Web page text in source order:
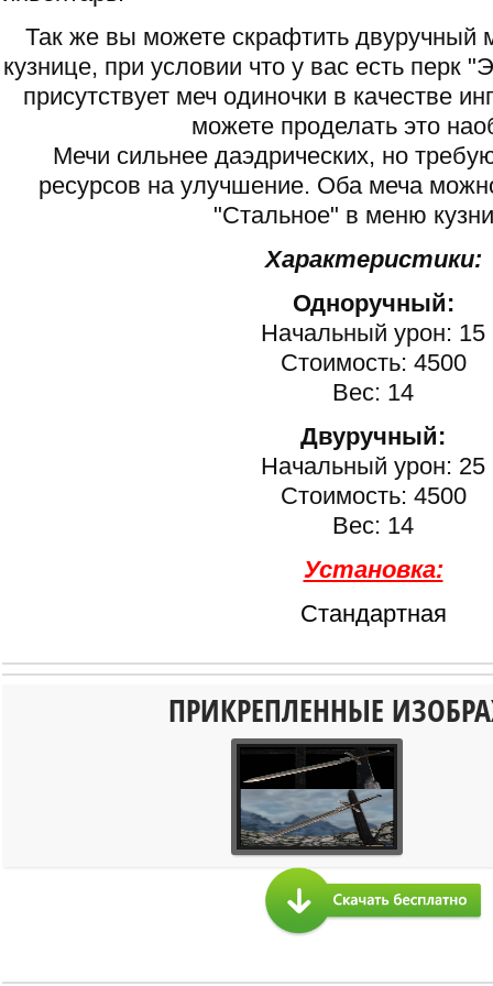
Так же вы можете скрафтить двуручный
кузнице, при условии что у вас есть перк
присутствует меч одиночки в качестве
можете проделать это
Мечи сильнее даэдрических, но
ресурсов на улучшение. Оба меча
"Стальное" в меню
Характеристики:
Одноручный:
Начальный урон: 15
Стоимость: 4500
Вес: 14
Двуручный:
Начальный урон: 25
Стоимость: 4500
Вес: 14
Установка:
Стандартная
ПРИКРЕПЛЕННЫЕ